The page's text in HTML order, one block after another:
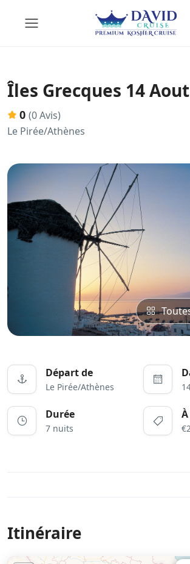
Îles Grecques 14
0 (0 Avis)
Le Pirée/Athènes
Départ de
Le Pirée/Athènes
Durée
7 nuits
Itinéraire